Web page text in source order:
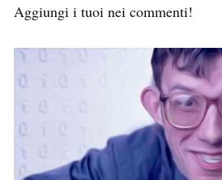
Aggiungi i tuoi nei commenti!